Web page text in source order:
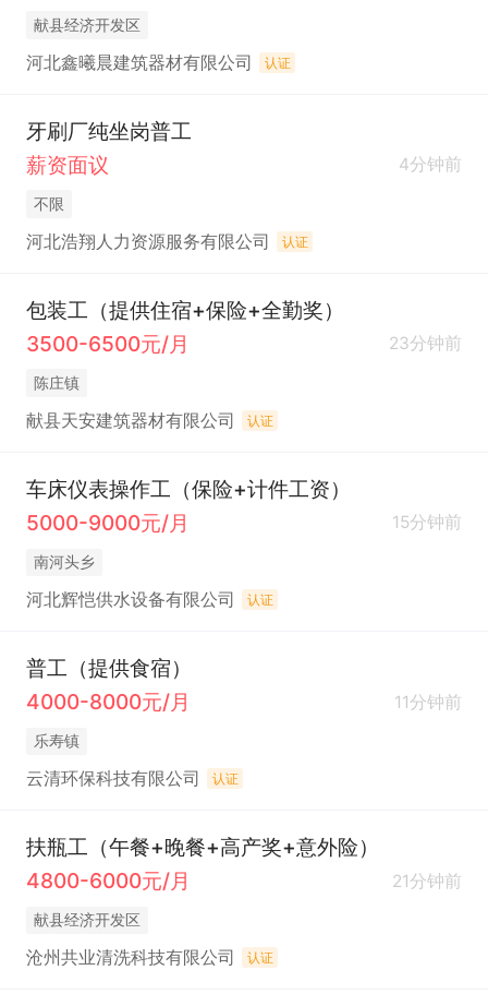
献县经济开发区
河北鑫曦晨建筑器材有限公司 认证
牙刷厂纯坐岗普工
薪资面议
4分钟前
不限
河北浩翔人力资源服务有限公司 认证
包装工（提供住宿+保险+全勤奖）
3500-6500元/月
23分钟前
陈庄镇
献县天安建筑器材有限公司 认证
车床仪表操作工（保险+计件工资）
5000-9000元/月
15分钟前
南河头乡
河北辉恺供水设备有限公司 认证
普工（提供食宿）
4000-8000元/月
11分钟前
乐寿镇
云清环保科技有限公司 认证
扶瓶工（午餐+晚餐+高产奖+意外险）
4800-6000元/月
21分钟前
献县经济开发区
沧州共业清洗科技有限公司 认证